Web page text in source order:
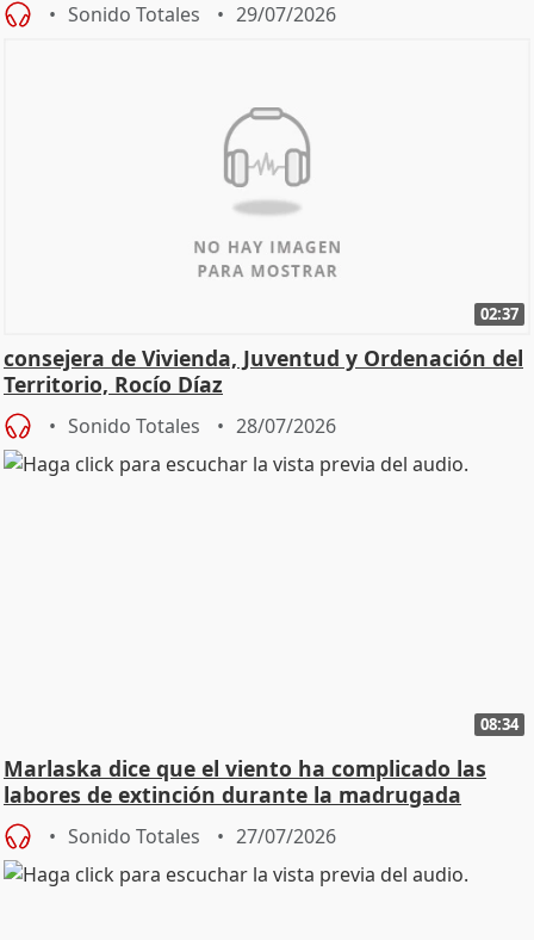
Sonido Totales 29/07/2026
02:37
consejera de Vivienda, Juventud y Ordenación del
Territorio, Rocío Díaz
Sonido Totales 28/07/2026
08:34
Marlaska dice que el viento ha complicado las
labores de extinción durante la madrugada
Sonido Totales 27/07/2026